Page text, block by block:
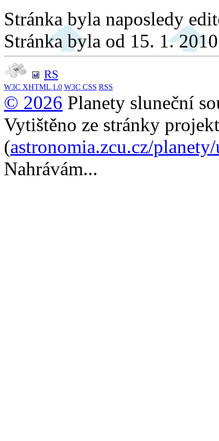
Stránka byla naposledy
Stránka byla od 15. 1.
RS
W3C XHTML 1.0 W3C CSS RSS
© 2026 Planety sluneční
Vytištěno ze stránky
(astronomia.zcu.cz/
Nahrávám...